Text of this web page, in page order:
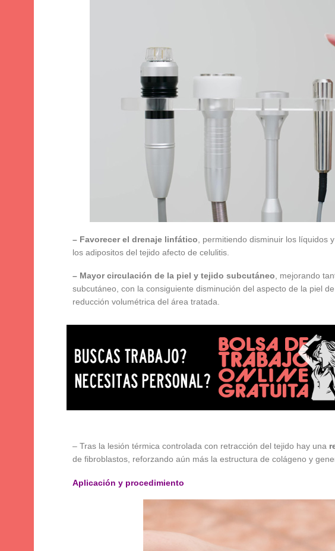
– Favorecer el drenaje linfático , permitiendo disminuir los
los adipositos del tejido afecto de celulitis.
– Mayor circulación de la piel y tejido subcutáneo , mejorando
subcutáneo, con la consiguiente disminución del aspecto de la piel
reducción volumétrica del área tratada.
– Tras la lesión térmica controlada con retracción del tejido hay una
de fibroblastos, reforzando aún más la estructura de colágeno y
Aplicación y procedimiento